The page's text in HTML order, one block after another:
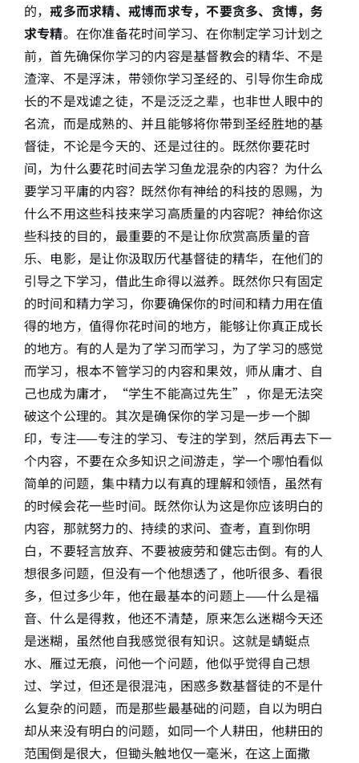
的，戒多而求精、戒博而求专，不要贪多、贪博，务
求专精。在你准备花时间学习、在你制定学习计划之
前，首先确保你学习的内容是基督教会的精华、不是
渣滓、不是浮沫，带领你学习圣经的、引导你生命成
长的不是戏谑之徒，不是泛泛之辈，也非世人眼中的
名流，而是成熟的、并且能够将你带到圣经胜地的基
督徒，不论是今天的、还是过往的。既然你要花时
间，为什么要花时间去学习鱼龙混杂的内容？为什么
要学习平庸的内容？既然你有神给的科技的恩赐，为
什么不用这些科技来学习高质量的内容呢？神给你这
些科技的目的，最重要的不是让你欣赏高质量的音
乐、电影，是让你汲取历代基督徒的精华，在他们的
引导之下学习，借此生命得以滋养。既然你只有固定
的时间和精力学习，你要确保你的时间和精力用在值
得的地方，值得你花时间的地方，能够让你真正成长
的地方。有的人是为了学习而学习，为了学习的感觉
而学习，根本不管学习的内容和果效，师从庸才、自
己也成为庸才，“学生不能高过先生”，你是无法突
破这个公理的。其次是确保你的学习是一步一个脚
印，专注——专注的学习、专注的学到，然后再去下一
个内容，不要在众多知识之间游走，学一个哪怕看似
简单的问题，集中精力以有真的理解和领悟，虽然有
的时候会花一些时间。既然你认为这是你应该明白的
内容，那就努力的、持续的求问、查考，直到你明
白，不要轻言放弃、不要被疲劳和健忘击倒。有的人
想很多问题，但没有一个他想透了，他听很多、看很
多，但过多少年，他在最基本的问题上——什么是福
音、什么是得救，他还不清楚，原来怎么迷糊今天还
是迷糊，虽然他自我感觉很有知识。这就是蜻蜓点
水、雁过无痕，问他一个问题，他似乎觉得自己想
过、学过，但还是很混沌，困惑多数基督徒的不是什
么复杂的问题，而是那些最基础的问题，自以为明白
却从来没有明白的问题，如同一个人耕田，他耕田的
范围倒是很大，但锄头触地仅一毫米，在这上面撒